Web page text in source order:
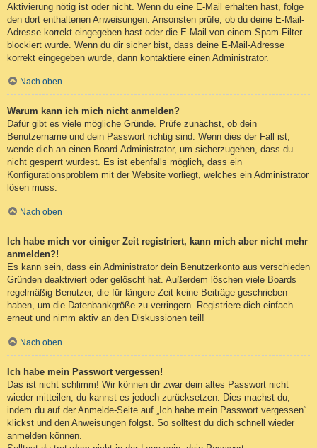
Aktivierung nötig ist oder nicht. Wenn du eine E-Mail erhalten hast, folge
den dort enthaltenen Anweisungen. Ansonsten prüfe, ob du deine E-Mail-
Adresse korrekt eingegeben hast oder die E-Mail von einem Spam-Filter
blockiert wurde. Wenn du dir sicher bist, dass deine E-Mail-Adresse
korrekt eingegeben wurde, dann kontaktiere einen Administrator.
Nach oben
Warum kann ich mich nicht anmelden?
Dafür gibt es viele mögliche Gründe. Prüfe zunächst, ob dein
Benutzername und dein Passwort richtig sind. Wenn dies der Fall ist,
wende dich an einen Board-Administrator, um sicherzugehen, dass du
nicht gesperrt wurdest. Es ist ebenfalls möglich, dass ein
Konfigurationsproblem mit der Website vorliegt, welches ein Administrator
lösen muss.
Nach oben
Ich habe mich vor einiger Zeit registriert, kann mich aber nicht mehr
anmelden?!
Es kann sein, dass ein Administrator dein Benutzerkonto aus verschieden
Gründen deaktiviert oder gelöscht hat. Außerdem löschen viele Boards
regelmäßig Benutzer, die für längere Zeit keine Beiträge geschrieben
haben, um die Datenbankgröße zu verringern. Registriere dich einfach
erneut und nimm aktiv an den Diskussionen teil!
Nach oben
Ich habe mein Passwort vergessen!
Das ist nicht schlimm! Wir können dir zwar dein altes Passwort nicht
wieder mitteilen, du kannst es jedoch zurücksetzen. Dies machst du,
indem du auf der Anmelde-Seite auf „Ich habe mein Passwort vergessen“
klickst und den Anweisungen folgst. So solltest du dich schnell wieder
anmelden können.